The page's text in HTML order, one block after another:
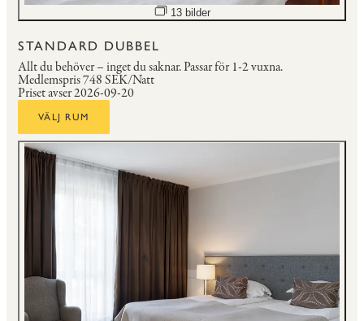
Öppna bildspel
13 bilder
STANDARD DUBBEL
Allt du behöver – inget du saknar.Passar för 1-2 vuxna.
Medlemspris748 SEK/Natt
Priset avser 2026-09-20
VÄLJ RUM